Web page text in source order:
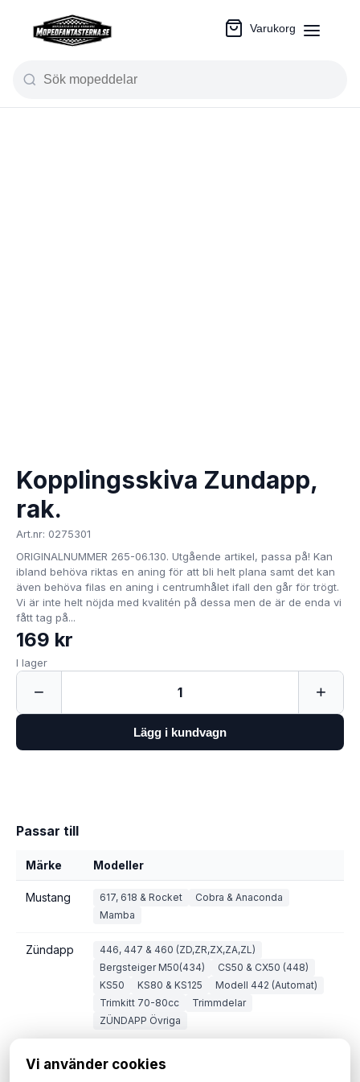
Varukorg
Kopplingsskiva Zundapp,
rak.
Art.nr: 0275301
ORIGINALNUMMER 265-06.130. Utgående artikel, passa på! Kan
ibland behöva riktas en aning för att bli helt plana samt det kan
även behöva filas en aning i centrumhålet ifall den går för trögt.
Vi är inte helt nöjda med kvalitén på dessa men de är de enda vi
fått tag på...
169 kr
I lager
− 1 +
Lägg i kundvagn
Passar till
Märke Modeller
Mustang 617, 618 & Rocket
Cobra & Anaconda
Mamba
Zündapp
446, 447 & 460 (ZD,ZR,ZX,ZA,ZL)
Bergsteiger M50(434)
CS50 & CX50 (448)
KS50
KS80 & KS125
Modell 442 (Automat)
Trimkitt 70-80cc
Trimmdelar
ZÜNDAPP Övriga
Vi använder cookies